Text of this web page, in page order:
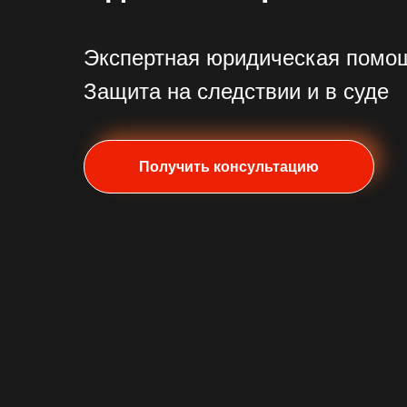
Экспертная юридическая
Защита на следствии и в суде
Получить консультацию